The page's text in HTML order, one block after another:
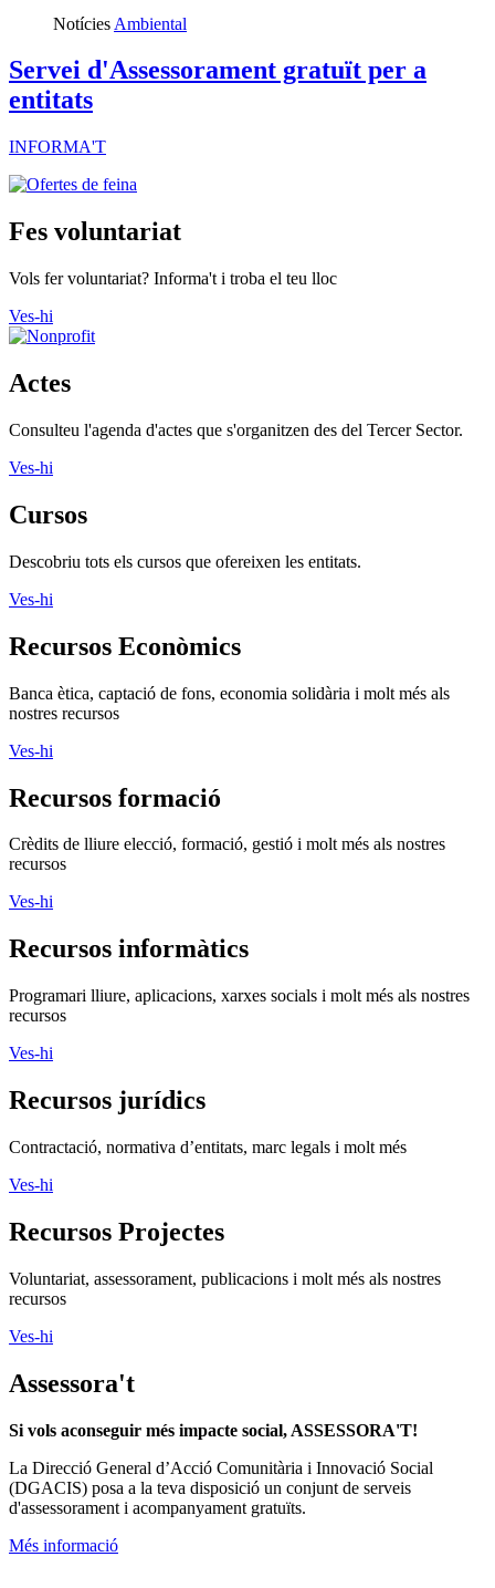
Notícies Ambiental
Servei d'Assessorament gratuït per a
entitats
INFORMA'T
Fes voluntariat
Vols fer voluntariat? Informa't i troba el teu lloc
Ves-hi
Actes
Consulteu l'agenda d'actes que s'organitzen des del Tercer Sector.
Ves-hi
Cursos
Descobriu tots els cursos que ofereixen les entitats.
Ves-hi
Recursos Econòmics
Banca ètica, captació de fons, economia solidària i molt més als
nostres recursos
Ves-hi
Recursos formació
Crèdits de lliure elecció, formació, gestió i molt més als nostres
recursos
Ves-hi
Recursos informàtics
Programari lliure, aplicacions, xarxes socials i molt més als nostres
recursos
Ves-hi
Recursos jurídics
Contractació, normativa d’entitats, marc legals i molt més
Ves-hi
Recursos Projectes
Voluntariat, assessorament, publicacions i molt més als nostres
recursos
Ves-hi
Assessora't
Si vols aconseguir més impacte social, ASSESSORA'T!
La Direcció General d’Acció Comunitària i Innovació Social
(DGACIS) posa a la teva disposició un conjunt de serveis
d'assessorament i acompanyament gratuïts.
Més informació